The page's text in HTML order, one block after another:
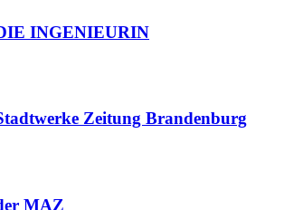
INGENIEURIN
Zeitung Brandenburg
MAZ